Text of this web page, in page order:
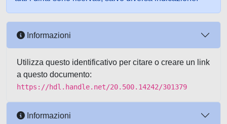
Informazioni
Utilizza questo identificativo per citare o creare un link
a questo documento:
https://hdl.handle.net/20.500.14242/301379
Informazioni